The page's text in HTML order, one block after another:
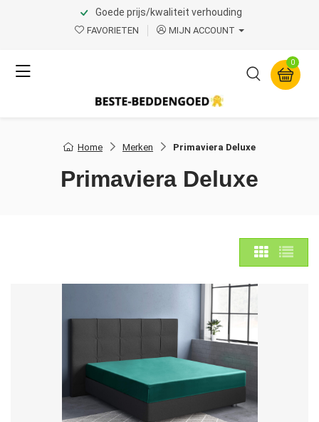
Goede prijs/kwaliteit verhouding
FAVORIETEN MIJN ACCOUNT
0
Home Merken Primaviera Deluxe
Primaviera Deluxe